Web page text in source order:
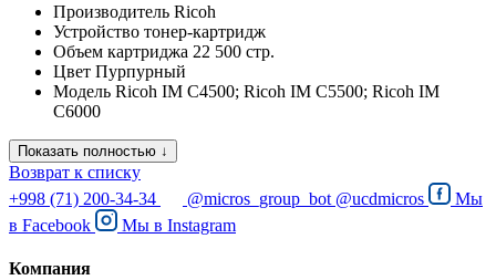
Производитель Ricoh
Устройство тонер-картридж
Объем картриджа 22 500 стр.
Цвет Пурпурный
Модель Ricoh IM C4500; Ricoh IM C5500; Ricoh IM
C6000
Показать полностью ↓
Возврат к списку
+998 (71) 200-34-34
@micros_group_bot @ucdmicros
Мы
в Facebook Мы в Instagram
Компания